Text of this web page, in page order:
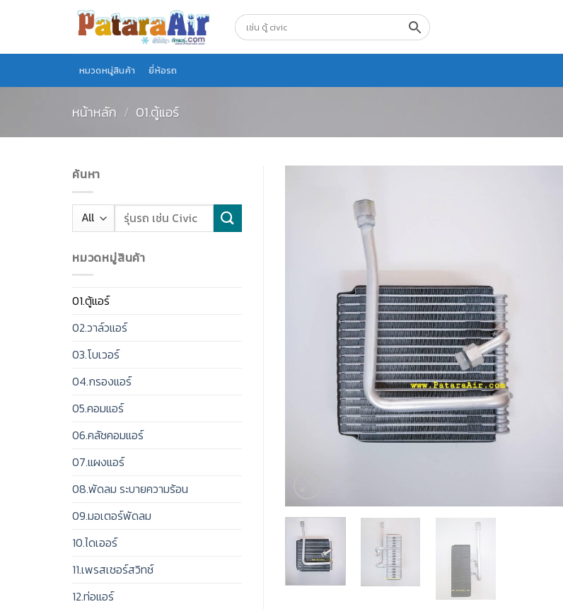
หมวดหมู่สินค้า ยี่ห้อรถ
หน้าหลัก / 01.ตู้แอร์
ค้นหา
หมวดหมู่สินค้า
01.ตู้แอร์
02.วาล์วแอร์
03.โบเวอร์
04.กรองแอร์
05.คอมแอร์
06.คลัชคอมแอร์
07.แผงแอร์
08.พัดลม ระบายความร้อน
09.มอเตอร์พัดลม
10.ไดเออร์
11.เพรสเชอร์สวิทช์
12.ท่อแอร์